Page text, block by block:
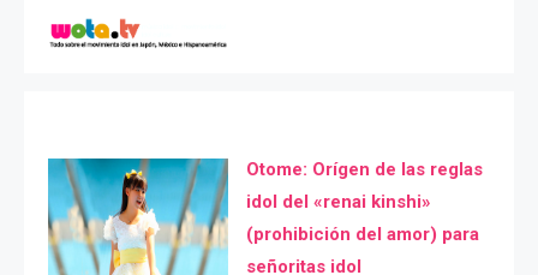
Otome: Orígen de las reglas
idol del «renai kinshi»
(prohibición del amor) para
señoritas idol